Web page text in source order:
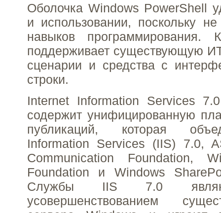
Оболочка Windows PowerShell
и использовании, поскольку
навыков программирования.
поддерживает существующую
сценарии и средства с
строки.
Internet Information Services
содержит унифицированную
публикаций, которая
Information Services (IIS) 7.0,
Communication Foundation,
Foundation и Windows
Службы IIS 7.0
усовершенствованием